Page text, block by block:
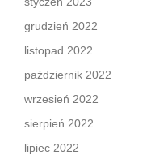
grudzień 2022
listopad 2022
październik 2022
wrzesień 2022
sierpień 2022
lipiec 2022